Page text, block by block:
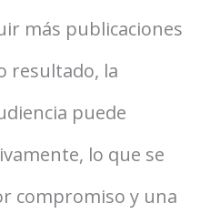
más publicaciones
resultado, la
puede
lo que se
compromiso y una